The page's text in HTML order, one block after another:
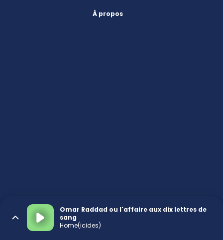
À propos
Omar Raddad ou l'affaire aux dix lettres de
sang
Home(icides)